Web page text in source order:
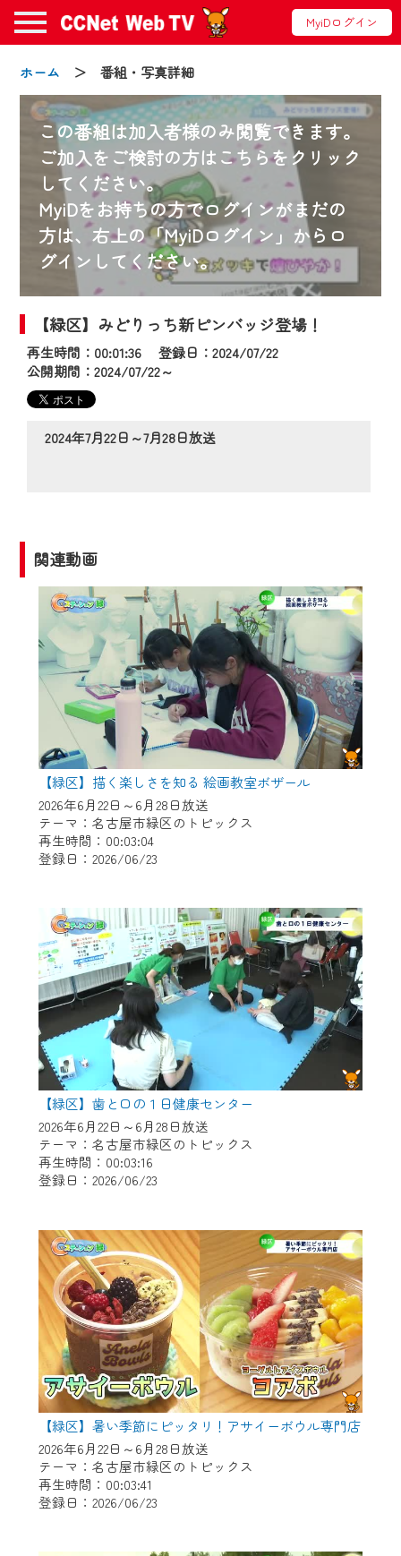
MyiDログイン
ホーム ＞ 番組・写真詳細
この番組は加入者様のみ閲覧できます。
ご加入をご検討の方はこちらをクリック
してください。
MyiDをお持ちの方でログインがまだの
方は、右上の「MyiDログイン」からロ
グインしてください。
【緑区】みどりっち新ピンバッジ登場！
再生時間：00:01:36 登録日：2024/07/22
公開期間：2024/07/22～
2024年7月22日～7月28日放送
関連動画
【緑区】描く楽しさを知る 絵画教室ボザール
2026年6月22日～6月28日放送
テーマ：名古屋市緑区のトピックス
再生時間：00:03:04
登録日：2026/06/23
【緑区】歯と口の１日健康センター
2026年6月22日～6月28日放送
テーマ：名古屋市緑区のトピックス
再生時間：00:03:16
登録日：2026/06/23
【緑区】暑い季節にピッタリ！アサイーボウル専門店
2026年6月22日～6月28日放送
テーマ：名古屋市緑区のトピックス
再生時間：00:03:41
登録日：2026/06/23
お知らせ
2024/09/02
動画配信サービス『CCNet Web TV』は2024
年9月24日からリニューアルします！
【変更点】
◆デザイン変更により、お住まいの地域
の動画コンテンツが一目瞭然。
◆当社アプリやＰＣブラウザから、いつ
【ご注意】
2024年9月24日からはご加入者様へのサー
ビス向上のため、
『CCNet Web TV』を利用いただくには、
一部コンテンツを除き、
CCNetサービスへの加入と『CCNetマイ
ページ※』へのログインが必要となりま
す。
何卒、ご理解ご了承の程よろしくお願い
いたします。
※マイページへのログインには、MyIDが必
要となります。
※MyIDとは、CCNet Web TVを含むCCNetの
各種サービスをご利用頂くためのIDです。
で設定できます。
（GmailやYahooなどのフリーメールアドレ
スでも作成可能です）
※マイページへのログイン・MyIDの新規登
録はこちらから
※CCNetアプリをご利用中の方は引き続き
ご視聴いただけます。
＜メンテナンス情報＞
CCNetWebTVのリニューアルにともないメ
ンテナンス作業を予定しています。
作業の間は、CCNetWebTVの画面が「メン
テナンス中」になり、ご利用いただけませ
ん。
ご不便をおかけいたしますが、ご了承の程
よろしくお願いいたします。